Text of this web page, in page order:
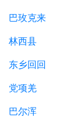
巴玫克来
林西县
东乡回回
党项羌
巴尔浑